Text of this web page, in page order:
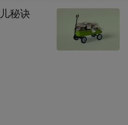
秘诀